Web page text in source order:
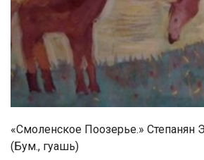
«Смоленское Поозерье.» Степанян
(Бум., гуашь)